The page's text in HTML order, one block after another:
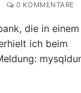
0 KOMMENTARE
die in einem
ich beim